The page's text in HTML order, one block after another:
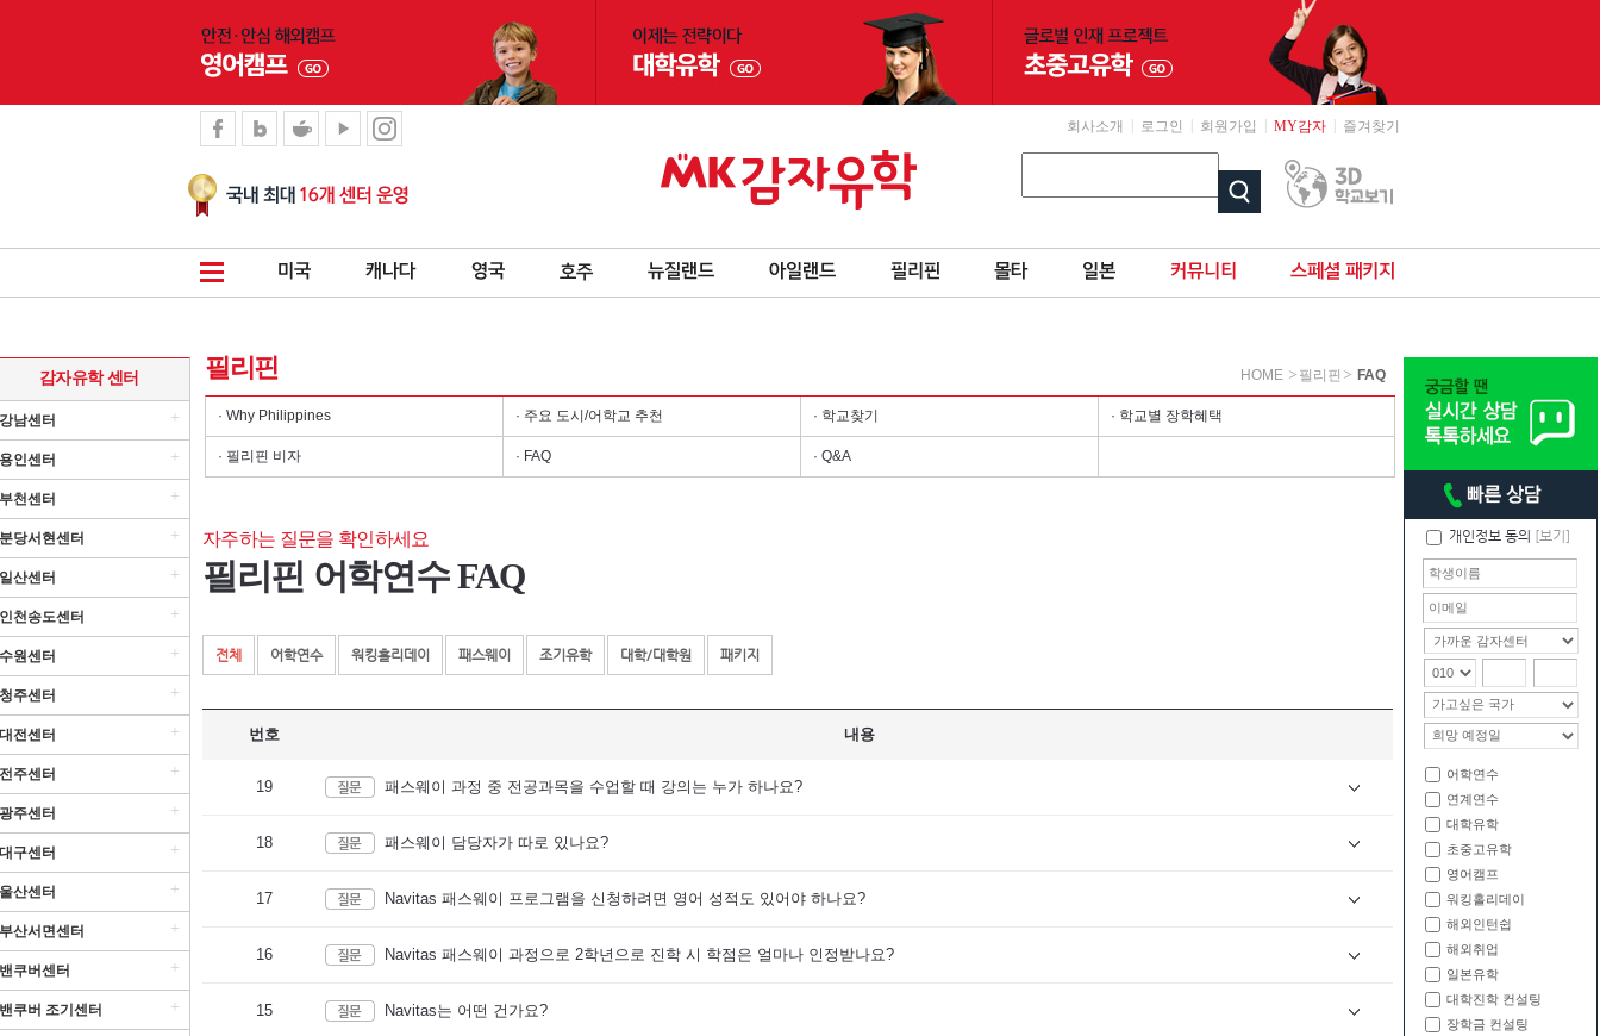
회사소개 로그인 회원가입 MY감자 즐겨찾기
감자유학 센터
남센터 +
인센터 +
천센터 +
당서현센터 +
산센터 +
천송도센터 +
원센터 +
주센터 +
전센터 +
주센터 +
주센터 +
구센터 +
산센터 +
산서면센터 +
쿠버센터 +
쿠버 조기센터 +
개인정보 동의 [보기]
어학연수
연계연수
대학유학
초중고유학
영어캠프
워킹홀리데이
해외인턴쉽
해외취업
일본유학
대학진학 컨설팅
장학금 컨설팅
필리핀
· Why Philippines · 주요 도시/어학교 추천 · 학교찾기 · 학교별 장학혜택
· 필리핀 비자 · FAQ · Q&A
HOME 필리핀 FAQ
자주하는 질문을 확인하세요
필리핀 어학연수 FAQ
전체 어학연수 워킹홀리데이 패스웨이 조기유학 대학/대학원 패키지
번호 내용
19 패스웨이 과정 중 전공과목을 수업할 때 강의는 누가 하나요?
18 패스웨이 담당자가 따로 있나요?
17 Navitas 패스웨이 프로그램을 신청하려면 영어 성적도 있어야 하나요?
16 Navitas 패스웨이 과정으로 2학년으로 진학 시 학점은 얼마나 인정받나요?
15 Navitas는 어떤 건가요?